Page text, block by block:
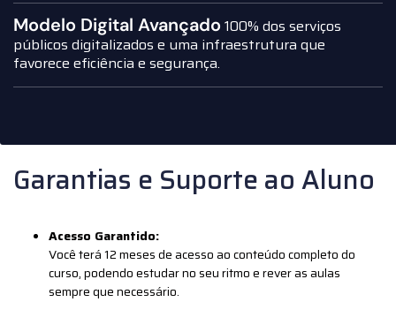
Modelo Digital Avançado 100% dos serviços
públicos digitalizados e uma infraestrutura que
favorece eficiência e segurança.
Garantias e Suporte ao Aluno
Acesso Garantido:
Você terá 12 meses de acesso ao conteúdo completo do
curso, podendo estudar no seu ritmo e rever as aulas
sempre que necessário.